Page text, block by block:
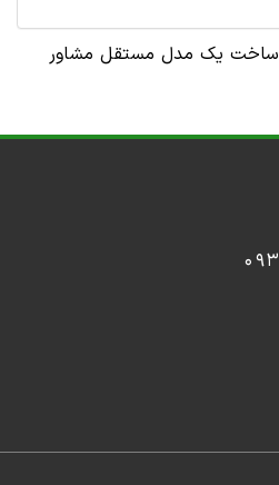
ساخت یک مدل مستقل مشاور